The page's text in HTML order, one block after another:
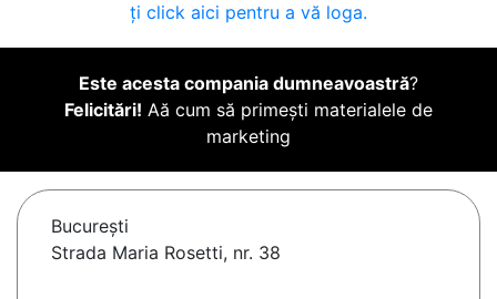
ți click aici pentru a vă loga.
Este acesta compania dumneavoastră?
Felicitări! Aă cum să primești materialele de
marketing
Bucureşti
Strada Maria Rosetti, nr. 38